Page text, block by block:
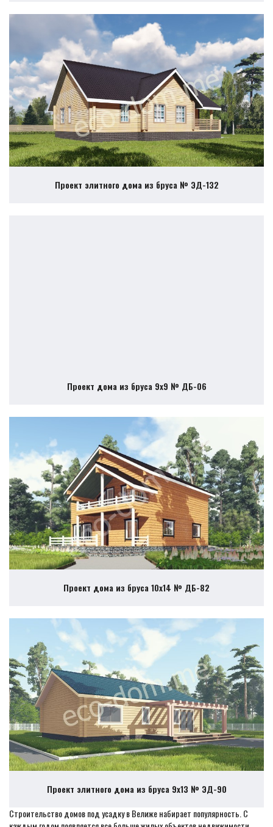
Проект элитного дома из бруса № ЭД-132
Проект дома из бруса 9х9 № ДБ-06
Проект дома из бруса 10х14 № ДБ-82
Проект элитного дома из бруса 9х13 № ЭД-90
Строительство домов под усадку в Велиже набирает популярность. С